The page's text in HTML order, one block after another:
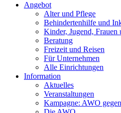
Angebot
Alter und Pflege
Behindertenhilfe und
Kinder, Jugend, Frauen
Beratung
Freizeit und Reisen
Für Unternehmen
Alle Einrichtungen
Information
Aktuelles
Veranstaltungen
Kampagne: AWO